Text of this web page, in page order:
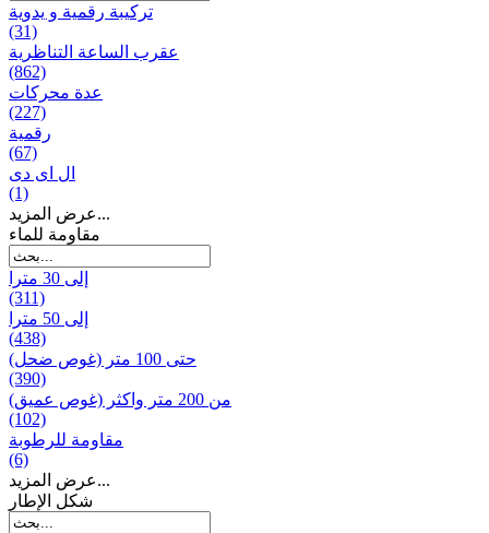
تركيبة رقمية و يدوية
(31)
عقرب الساعة التناظرية
(862)
عدة محركات
(227)
رقمية
(67)
ال ای دی
(1)
عرض المزيد...
مقاومة للماء
إلى 30 مترا
(311)
إلى 50 مترا
(438)
حتى 100 متر (غوص ضحل)
(390)
من 200 متر واکثر (غوص عميق)
(102)
مقاومة للرطوبة
(6)
عرض المزيد...
شكل الإطار